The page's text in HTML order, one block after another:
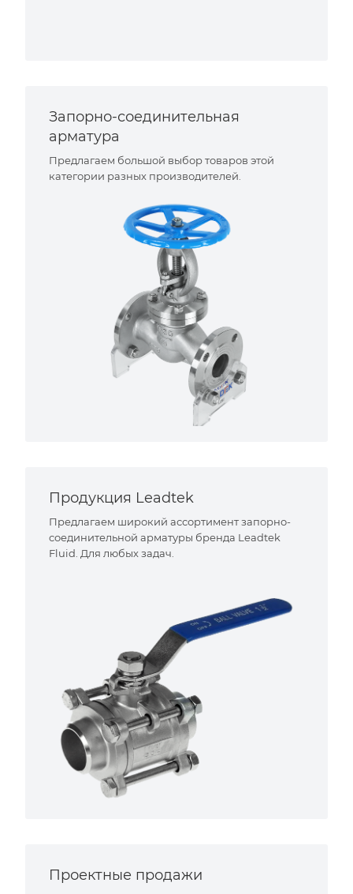
Запорно-соединительная
арматура
Предлагаем большой выбор товаров этой
категории разных производителей.
Продукция Leadtek
Предлагаем широкий ассортимент запорно-
соединительной арматуры бренда Leadtek
Fluid. Для любых задач.
Проектные продажи